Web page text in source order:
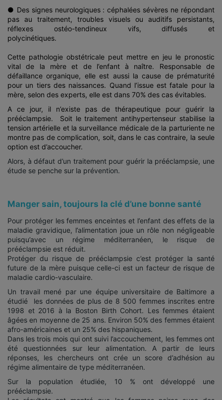
● Des signes neurologiques : céphalées sévères ne répondant
pas au traitement, troubles visuels ou auditifs persistants,
réflexes ostéo-tendineux vifs, diffusés et
polycinétiques.
Cette pathologie obstétricale peut mettre en jeu le pronostic
vital de la mère et de l’enfant à naître. Responsable de
défaillance organique, elle est aussi la cause de prématurité
pour un tiers des naissances. Quand l’issue est fatale pour la
mère, selon des experts, elle est dans 70% des cas évitables.
A ce jour, il n’existe pas de thérapeutique pour guérir la
prééclampsie. Soit le traitement antihypertenseur stabilise la
tension artérielle et la surveillance médicale de la parturiente ne
montre pas de complication, soit, dans le cas contraire, la seule
option est d’accoucher.
Alors, à défaut d’un traitement pour guérir la prééclampsie, une
étude se penche sur la prévention.
Manger sain, toujours la clé d’une bonne santé
Pour protéger les femmes enceintes et l’enfant des effets de la
maladie gravidique, l’alimentation joue un rôle non négligeable
puisqu’avec un régime méditerranéen, le risque de
prééclampsie est réduit.
Protéger du risque de prééclampsie c’est protéger la santé
future de la mère puisque celle-ci est un facteur de risque de
maladie cardio-vasculaire.
Un travail mené par une équipe universitaire de Baltimore a
étudié les données de plus de 8 500 femmes inscrites entre
1998 et 2016 à la Boston Birth Cohort. Les femmes étaient
âgées en moyenne de 25 ans. Environ 50% des femmes étaient
afro-américaines et un 25% des hispaniques.
Dans les trois mois qui ont suivi l’accouchement, les femmes ont
été questionnées sur leur alimentation. A partir de leurs
réponses, les chercheurs ont crée un score d’adhésion au
régime alimentaire de type méditerranéen.
Sur la population étudiée, 10 % ont développé une
prééclampsie.